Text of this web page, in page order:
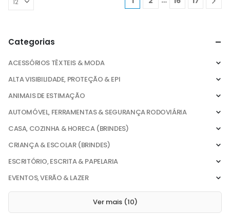
Categorias
ACESSÓRIOS TÊXTEIS & MODA
ALTA VISIBILIDADE, PROTEÇÃO & EPI
ANIMAIS DE ESTIMAÇÃO
AUTOMÓVEL, FERRAMENTAS & SEGURANÇA RODOVIÁRIA
CASA, COZINHA & HORECA (BRINDES)
CRIANÇA & ESCOLAR (BRINDES)
ESCRITÓRIO, ESCRITA & PAPELARIA
EVENTOS, VERÃO & LAZER
Ver mais (10)